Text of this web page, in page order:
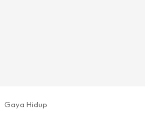
Gaya Hidup